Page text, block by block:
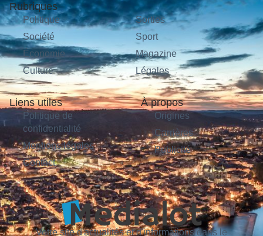
Rubriques
Politique
Société
Économie
Culture
Sorties
Sport
Magazine
Légales
Liens utiles
Politique de
confidentialité
Mentions légales
Contact
À propos
Origines
Carrières
Publicité
Votre site d'actualités et d'informations dans le